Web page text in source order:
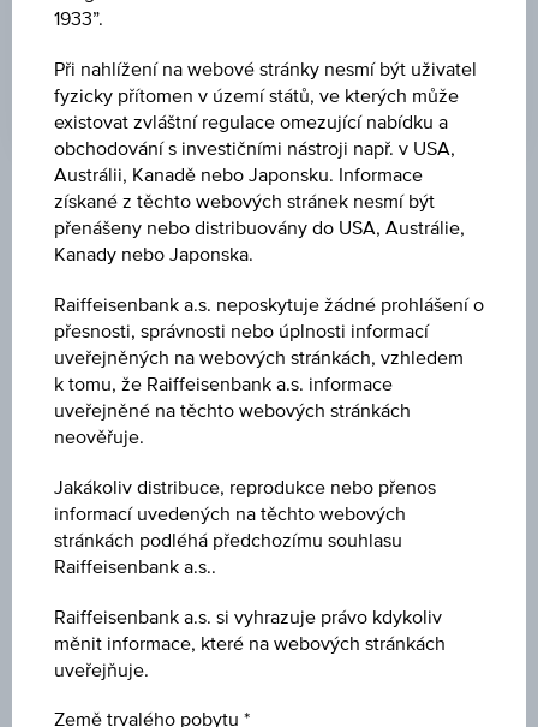
UTC
Koordinovaný
světový
čas
(UTC)
Tržní data
ISIN
LU1425939128
Název
UBS (LUX) KEY SELECTION SICAV - ASIAN
EQUITIES (USD) - IX DIS
Měna
USD
Akciové fondy
Min. vklad
1933”.
Při nahlížení na webové stránky nesmí být uživatel
fyzicky přítomen v území států, ve kterých může
existovat zvláštní regulace omezující nabídku a
obchodování s investičními nástroji např. v USA,
Austrálii, Kanadě nebo Japonsku. Informace
získané z těchto webových stránek nesmí být
přenášeny nebo distribuovány do USA, Austrálie,
Kanady nebo Japonska.
Raiffeisenbank a.s. neposkytuje žádné prohlášení o
přesnosti, správnosti nebo úplnosti informací
uveřejněných na webových stránkách, vzhledem
k tomu, že Raiffeisenbank a.s. informace
uveřejněné na těchto webových stránkách
neověřuje.
Jakákoliv distribuce, reprodukce nebo přenos
informací uvedených na těchto webových
stránkách podléhá předchozímu souhlasu
Raiffeisenbank a.s..
Raiffeisenbank a.s. si vyhrazuje právo kdykoliv
měnit informace, které na webových stránkách
uveřejňuje.
Země trvalého pobytu